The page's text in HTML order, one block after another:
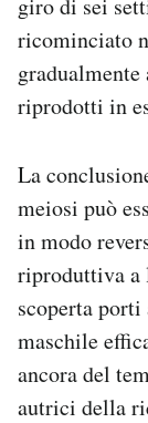
ricominciato
riprodotti in
La
meiosi può
in modo
riproduttiva a
scoperta
maschile
ancora del
autrici della